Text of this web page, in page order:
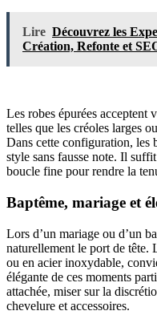
Lire Découvrez les
Création, Refonte et
Les robes épurées acceptent
telles que les créoles larges
Dans cette configuration, les
style sans fausse note. Il
boucle fine pour rendre la
Baptême, mariage et
Lors d’un mariage ou d’un
naturellement le port de tête.
ou en acier inoxydable,
élégante de ces moments
attachée, miser sur la
chevelure et accessoires.